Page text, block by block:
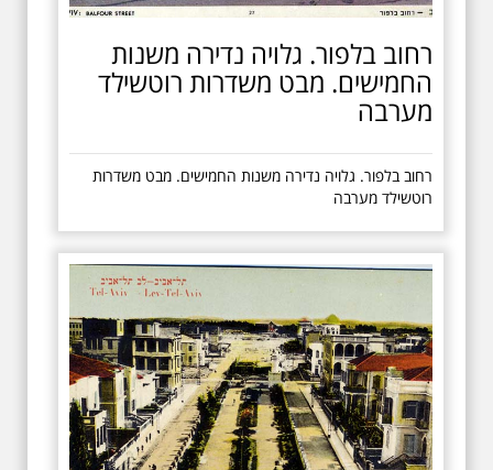
רחוב בלפור. גלויה נדירה משנות
החמישים. מבט משדרות רוטשילד
מערבה
רחוב בלפור. גלויה נדירה משנות החמישים. מבט משדרות
רוטשילד מערבה